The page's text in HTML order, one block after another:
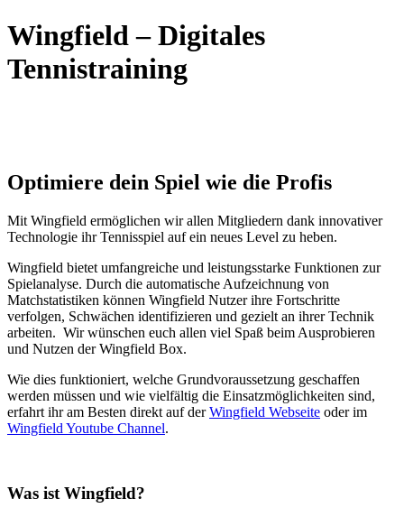
Wingfield – Digitales
Tennistraining
Optimiere dein Spiel wie die Profis
Mit Wingfield ermöglichen wir allen Mitgliedern dank innovativer
Technologie ihr Tennisspiel auf ein neues Level zu heben.
Wingfield bietet umfangreiche und leistungsstarke Funktionen zur
Spielanalyse. Durch die automatische Aufzeichnung von
Matchstatistiken können Wingfield Nutzer ihre Fortschritte
verfolgen, Schwächen identifizieren und gezielt an ihrer Technik
arbeiten. Wir wünschen euch allen viel Spaß beim Ausprobieren
und Nutzen der Wingfield Box.
Wie dies funktioniert, welche Grundvoraussetzung geschaffen
werden müssen und wie vielfältig die Einsatzmöglichkeiten sind,
erfahrt ihr am Besten direkt auf derWingfield Webseite oder im
Wingfield Youtube Channel.
Was ist Wingfield?